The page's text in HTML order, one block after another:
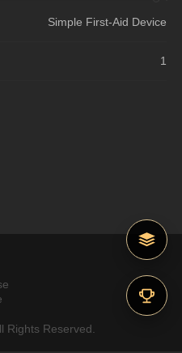
Simple First-Aid Device
1
Rights Reserved.